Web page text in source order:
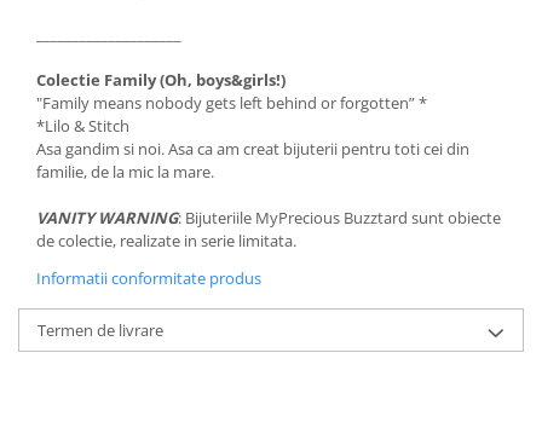
Colectie Family (Oh, boys&girls!)
"Family means nobody gets left behind or forgotten” *
*Lilo & Stitch
Asa gandim si noi. Asa ca am creat bijuterii pentru toti cei din
familie, de la mic la mare.
VANITY WARNING: Bijuteriile MyPrecious Buzztard sunt obiecte
de colectie, realizate in serie limitata.
Informatii conformitate produs
Termen de livrare